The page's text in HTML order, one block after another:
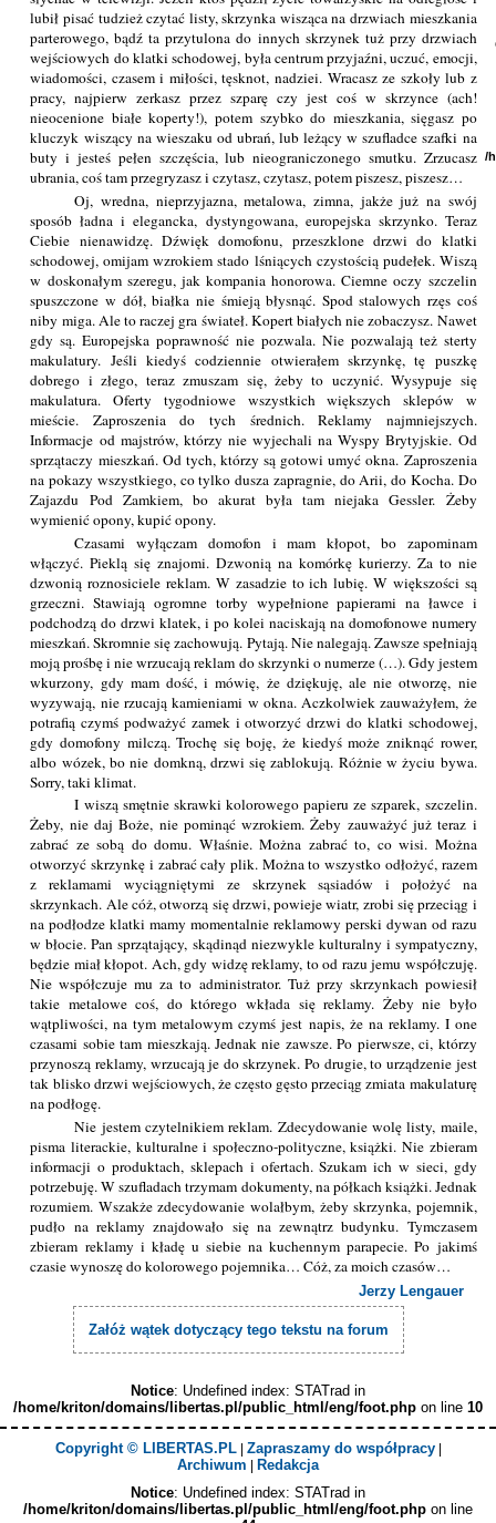
lubił pisać tudzież czytać listy, skrzynka wisząca na drzwiach mieszkania
parterowego, bądź ta przytulona do innych skrzynek tuż przy drzwiach
wejściowych do klatki schodowej, była centrum przyjaźni, uczuć, emocji,
wiadomości, czasem i miłości, tęsknot, nadziei. Wracasz ze szkoły lub z
pracy, najpierw zerkasz przez szparę czy jest coś w skrzynce (ach!
nieocenione białe koperty!), potem szybko do mieszkania, sięgasz po
kluczyk wiszący na wieszaku od ubrań, lub leżący w szufladce szafki na
buty i jesteś pełen szczęścia, lub nieograniczonego smutku. Zrzucasz
ubrania, coś tam przegryzasz i czytasz, czytasz, potem piszesz, piszesz…
Oj, wredna, nieprzyjazna, metalowa, zimna, jakże już na swój
sposób ładna i elegancka, dystyngowana, europejska skrzynko. Teraz
Ciebie nienawidzę. Dźwięk domofonu, przeszklone drzwi do klatki
schodowej, omijam wzrokiem stado lśniących czystością pudełek. Wiszą
w doskonałym szeregu, jak kompania honorowa. Ciemne oczy szczelin
spuszczone w dół, białka nie śmieją błysnąć. Spod stalowych rzęs coś
niby miga. Ale to raczej gra świateł. Kopert białych nie zobaczysz. Nawet
gdy są. Europejska poprawność nie pozwala. Nie pozwalają też sterty
makulatury. Jeśli kiedyś codziennie otwierałem skrzynkę, tę puszkę
dobrego i złego, teraz zmuszam się, żeby to uczynić. Wysypuje się
makulatura. Oferty tygodniowe wszystkich większych sklepów w
mieście. Zaproszenia do tych średnich. Reklamy najmniejszych.
Informacje od majstrów, którzy nie wyjechali na Wyspy Brytyjskie. Od
sprzątaczy mieszkań. Od tych, którzy są gotowi umyć okna. Zaproszenia
na pokazy wszystkiego, co tylko dusza zapragnie, do Arii, do Kocha. Do
Zajazdu Pod Zamkiem, bo akurat była tam niejaka Gessler. Żeby
wymienić opony, kupić opony.
Czasami wyłączam domofon i mam kłopot, bo zapominam
włączyć. Pieklą się znajomi. Dzwonią na komórkę kurierzy. Za to nie
dzwonią roznosiciele reklam. W zasadzie to ich lubię. W większości są
grzeczni. Stawiają ogromne torby wypełnione papierami na ławce i
podchodzą do drzwi klatek, i po kolei naciskają na domofonowe numery
mieszkań. Skromnie się zachowują. Pytają. Nie nalegają. Zawsze spełniają
moją prośbę i nie wrzucają reklam do skrzynki o numerze (…). Gdy jestem
wkurzony, gdy mam dość, i mówię, że dziękuję, ale nie otworzę, nie
wyzywają, nie rzucają kamieniami w okna. Aczkolwiek zauważyłem, że
potrafią czymś podważyć zamek i otworzyć drzwi do klatki schodowej,
gdy domofony milczą. Trochę się boję, że kiedyś może zniknąć rower,
albo wózek, bo nie domkną, drzwi się zablokują. Różnie w życiu bywa.
Sorry, taki klimat.
I wiszą smętnie skrawki kolorowego papieru ze szparek, szczelin.
Żeby, nie daj Boże, nie pominąć wzrokiem. Żeby zauważyć już teraz i
zabrać ze sobą do domu. Właśnie. Można zabrać to, co wisi. Można
otworzyć skrzynkę i zabrać cały plik. Można to wszystko odłożyć, razem
z reklamami wyciągniętymi ze skrzynek sąsiadów i położyć na
skrzynkach. Ale cóż, otworzą się drzwi, powieje wiatr, zrobi się przeciąg i
na podłodze klatki mamy momentalnie reklamowy perski dywan od razu
w błocie. Pan sprzątający, skądinąd niezwykle kulturalny i sympatyczny,
będzie miał kłopot. Ach, gdy widzę reklamy, to od razu jemu współczuję.
Nie współczuje mu za to administrator. Tuż przy skrzynkach powiesił
takie metalowe coś, do którego wkłada się reklamy. Żeby nie było
wątpliwości, na tym metalowym czymś jest napis, że na reklamy. I one
czasami sobie tam mieszkają. Jednak nie zawsze. Po pierwsze, ci, którzy
przynoszą reklamy, wrzucają je do skrzynek. Po drugie, to urządzenie jest
tak blisko drzwi wejściowych, że często gęsto przeciąg zmiata makulaturę
na podłogę.
Nie jestem czytelnikiem reklam. Zdecydowanie wolę listy, maile,
pisma literackie, kulturalne i społeczno-polityczne, książki. Nie zbieram
informacji o produktach, sklepach i ofertach. Szukam ich w sieci, gdy
potrzebuję. W szufladach trzymam dokumenty, na półkach książki. Jednak
rozumiem. Wszakże zdecydowanie wolałbym, żeby skrzynka, pojemnik,
pudło na reklamy znajdowało się na zewnątrz budynku. Tymczasem
zbieram reklamy i kładę u siebie na kuchennym parapecie. Po jakimś
czasie wynoszę do kolorowego pojemnika… Cóż, za moich czasów…
Jerzy Lengauer
Załóż wątek dotyczący tego tekstu na forum
/
Notice: Undefined index: STATrad in
/home/kriton/domains/libertas.pl/public_html/eng/foot.php on line 10
Copyright © LIBERTAS.PL| Zapraszamy do współpracy|
Archiwum
Redakcja
Notice: Undefined index: STATrad in
/home/kriton/domains/libertas.pl/public_html/eng/foot.php on line